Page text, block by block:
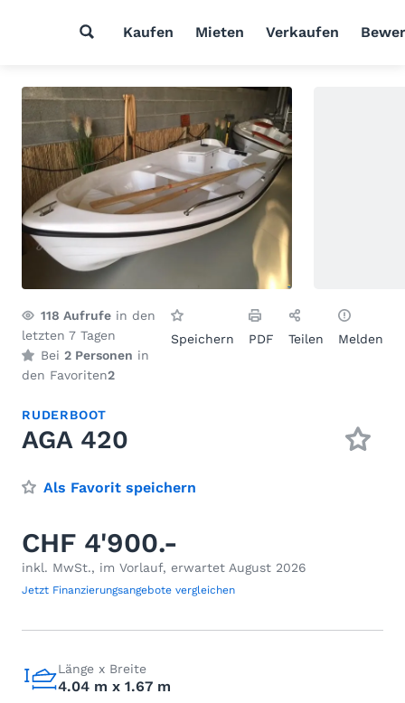
Kaufen Mieten Verkaufen
118 Aufrufe in den
letzten 7 Tagen
Bei 2 Personen in
den Favoriten2
Speichern PDF Teilen Melden
RUDERBOOT
AGA 420
Als Favorit speichern
CHF 4'900.-
inkl. MwSt., im Vorlauf, erwartet August 2026
Jetzt Finanzierungsangebote vergleichen
Länge x Breite
4.04 m x 1.67 m